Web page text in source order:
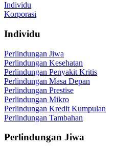
Individu
Korporasi
Individu
Perlindungan Jiwa
Perlindungan Kesehatan
Perlindungan Penyakit Kritis
Perlindungan Masa Depan
Perlindungan Prestise
Perlindungan Mikro
Perlindungan Kredit Kumpulan
Perlindungan Tambahan
Perlindungan Jiwa